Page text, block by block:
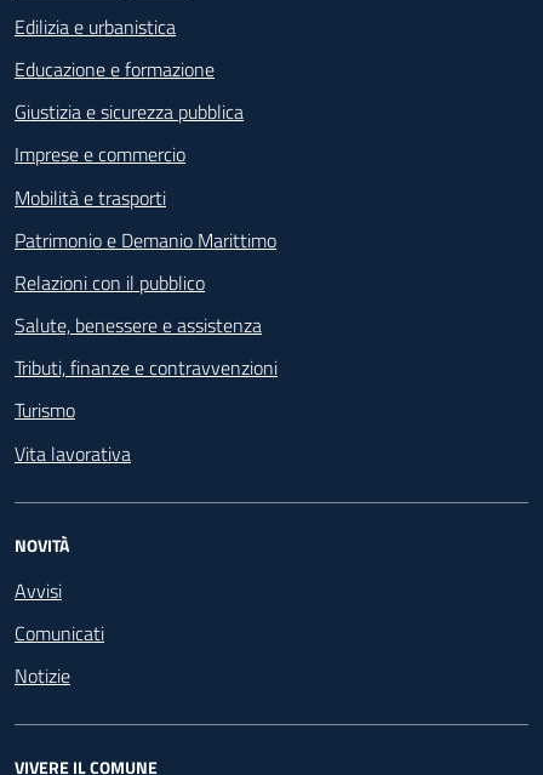
Edilizia e urbanistica
Educazione e formazione
Giustizia e sicurezza pubblica
Imprese e commercio
Mobilità e trasporti
Patrimonio e Demanio Marittimo
Relazioni con il pubblico
Salute, benessere e assistenza
Tributi, finanze e contravvenzioni
Turismo
Vita lavorativa
NOVITÀ
Avvisi
Comunicati
Notizie
VIVERE IL COMUNE